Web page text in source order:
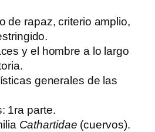
de rapaz, criterio amplio,
y el hombre a lo largo
generales de las
1ra parte.
Cathartidae (cuervos).